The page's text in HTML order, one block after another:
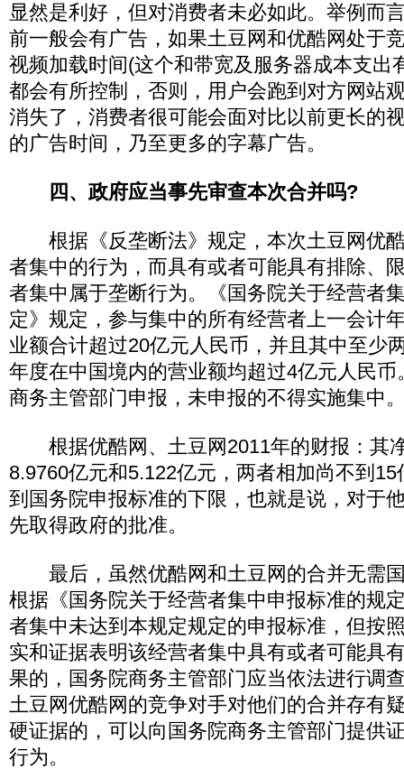
显然是利好，但对消费者未必如此。举例而
前一般会有广告，如果土豆网和优酷网处于
视频加载时间(这个和带宽及服务器成本支出
都会有所控制，否则，用户会跑到对方网站
消失了，消费者很可能会面对比以前更长的
的广告时间，乃至更多的字幕广告。
四、政府应当事先审查本次合并吗?
根据《反垄断法》规定，本次土豆网优
者集中的行为，而具有或者可能具有排除、
者集中属于垄断行为。《国务院关于经营者
定》规定，参与集中的所有经营者上一会计
业额合计超过20亿元人民币，并且其中至少
年度在中国境内的营业额均超过4亿元人民
商务主管部门申报，未申报的不得实施集中
根据优酷网、土豆网2011年的财报：其
8.9760亿元和5.122亿元，两者相加尚不到
到国务院申报标准的下限，也就是说，对于
先取得政府的批准。
最后，虽然优酷网和土豆网的合并无需
根据《国务院关于经营者集中申报标准的规
者集中未达到本规定规定的申报标准，但按
实和证据表明该经营者集中具有或者可能具
果的，国务院商务主管部门应当依法进行调
土豆网优酷网的竞争对手对他们的合并存有
硬证据的，可以向国务院商务主管部门提供
行为。